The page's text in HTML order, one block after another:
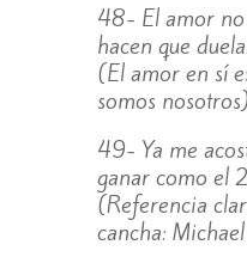
48- El amor no
hacen que duela.
(El amor en sí
somos
49- Ya me
ganar como el
(Referencia
cancha: